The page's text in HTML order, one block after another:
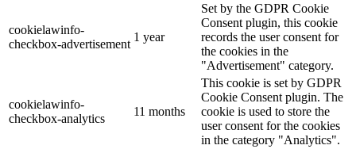
cookielawinfo-
checkbox-advertisement
1 year
Set by the GDPR Cookie
Consent plugin, this cookie
records the user consent for
the cookies in the
"Advertisement" category.
cookielawinfo-
checkbox-analytics
11 months
This cookie is set by GDPR
Cookie Consent plugin. The
cookie is used to store the
user consent for the cookies
in the category "Analytics".